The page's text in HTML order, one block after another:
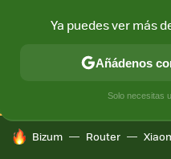
CONECTIVIDAD MÓVIL Y
HOY SE HABLA DE
Bizum Router
Ya puedes ver más
Añádenos
Solo necesitas